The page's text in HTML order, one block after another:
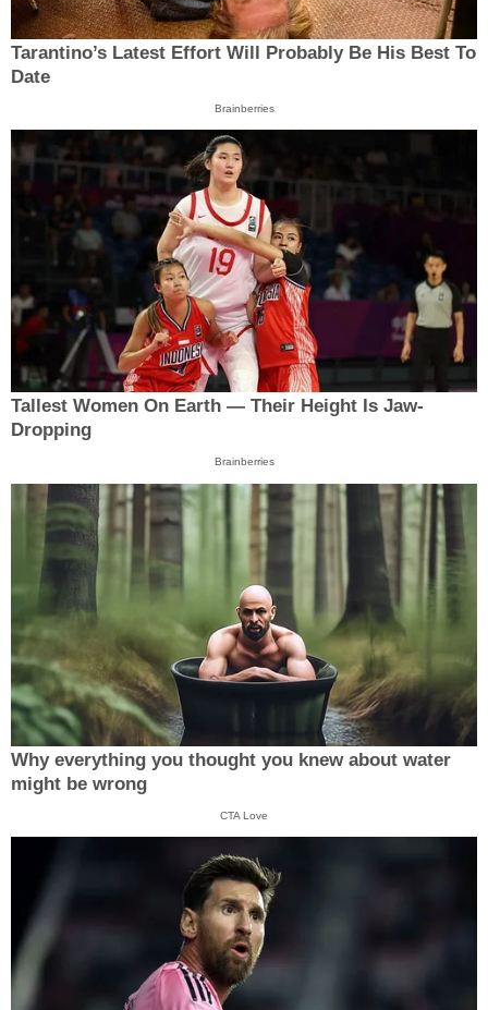
Tarantino’s Latest Effort Will Probably Be His Best To
Date
Brainberries
Tallest Women On Earth — Their Height Is Jaw-
Dropping
Brainberries
Why everything you thought you knew about water
might be wrong
CTA Love